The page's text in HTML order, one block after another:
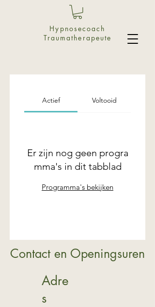
Hypnosecoach
Traumatherapeute
Actief Voltooid
Er zijn nog geen progra
mma's in dit tabblad
Programma's bekijken
Contact en Openingsuren
Adre
s